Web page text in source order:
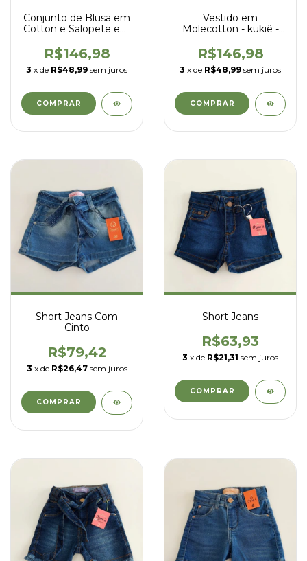
Conjunto de Blusa em
Cotton e Salopete em
Pelúcia - Kukiê - 95246
R$146,98
3 x de R$48,99 sem juros
COMPRAR
Vestido em
Molecotton - kukiê -
R$146,98
3 x de R$48,99 sem juros
COMPRAR
Short Jeans Com
Cinto
R$79,42
3 x de R$26,47 sem juros
COMPRAR
Short Jeans
R$63,93
3 x de R$21,31 sem juros
COMPRAR